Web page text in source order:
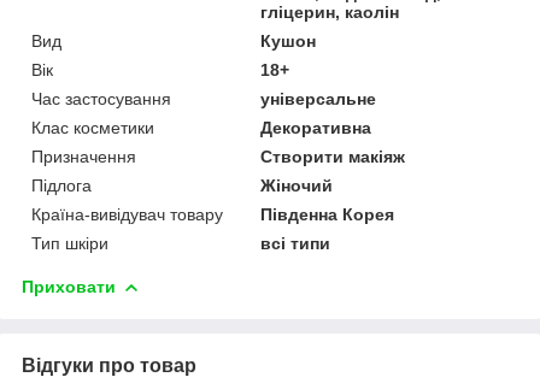
гліцерин, каолін
Вид
Кушон
Вік
18+
Час застосування
універсальне
Клас косметики
Декоративна
Призначення
Створити макіяж
Підлога
Жіночий
Країна-вивідувач товару
Південна Корея
Тип шкіри
всі типи
Приховати
Відгуки про товар